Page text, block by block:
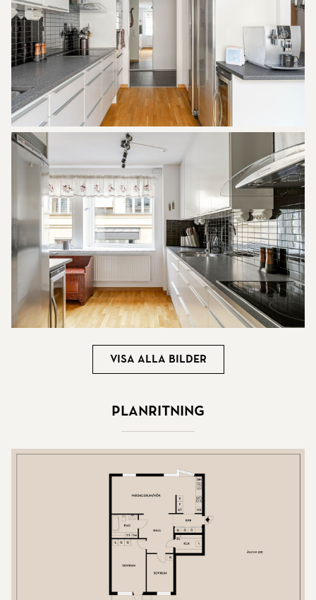
Visa alla bilder
Planritning